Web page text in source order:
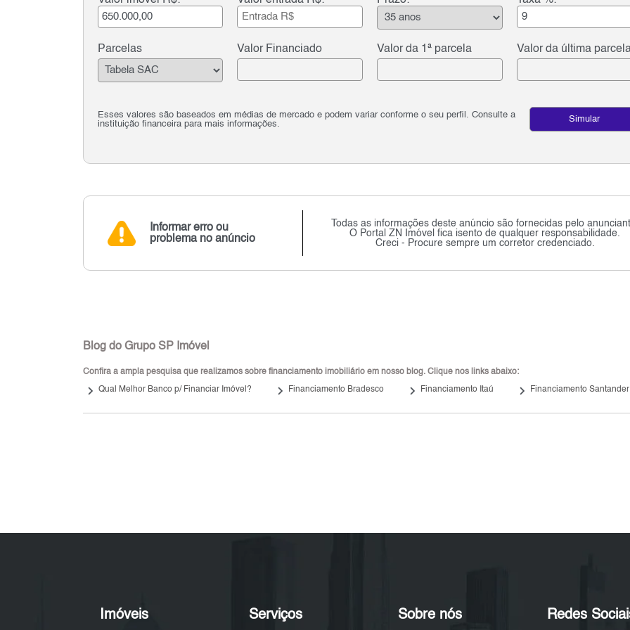
Parcelas Valor Financiado Valor da 1ª parcela Valor da última
Esses valores são baseados em médias de mercado e podem variar conforme o seu perfil. Consulte a
instituição financeira para mais informações.
Simular
Informar erro ou
problema no anúncio
Todas as informações deste anúncio são fornecidas pelo
O Portal ZN Imóvel fica isento de qualquer responsabilidade.
Creci - Procure sempre um corretor credenciado.
Blog do Grupo SP Imóvel
Confira a ampla pesquisa que realizamos sobre financiamento imobiliário em nosso blog. Clique nos links abaixo:
keyboard_arrow_right Qual Melhor Banco p/ Financiar Imóvel? keyboard_arrow_right Financiamento Bradesco keyboard_arrow_right Financiamento Itaú keyboard_arrow_right Financiamento Santander
Imóveis Serviços Sobre nós Redes